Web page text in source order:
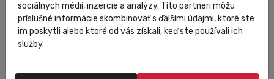
sociálnych médií, inzercie a analýzy. Títo partneri môžu
príslušné informácie skombinovať s ďalšími údajmi, ktoré ste
im poskytli alebo ktoré od vás získali, keď ste používali ich
služby.